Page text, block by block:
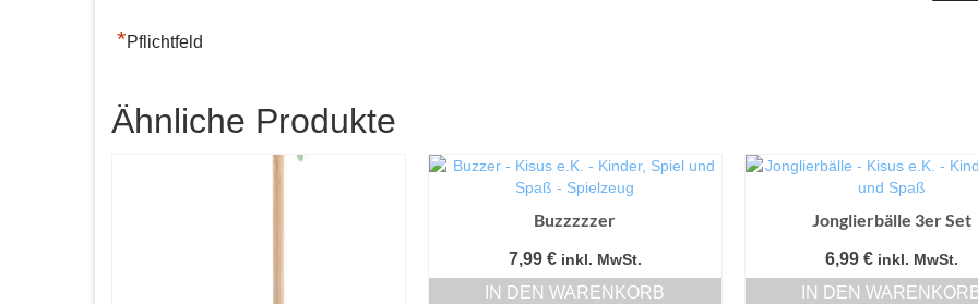
*Pflichtfeld
Ähnliche Produkte
Buzzzzzer
7,99 € inkl. MwSt.
IN DEN WARENKORB
Jonglierbälle 3er Set
6,99 € inkl. MwSt.
IN DEN